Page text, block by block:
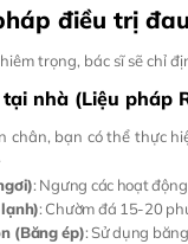
điều trị
trọng, bác sĩ sẽ chỉ
nhà (Liệu pháp
chân, bạn có thể thực
: Ngưng các hoạt
: Chườm đá 15-20
(Băng ép): Sử dụng